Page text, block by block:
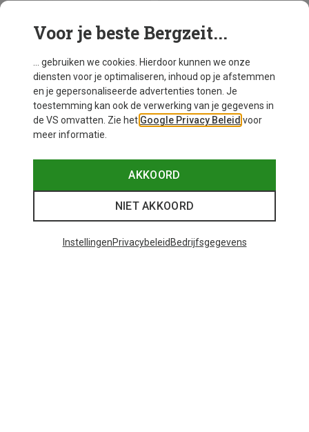
Je bespaart 14% Je bespaart 30%
Voor je beste Bergzeit...
... gebruiken we cookies. Hierdoor kunnen we onze
diensten voor je optimaliseren, inhoud op je afstemmen
en je gepersonaliseerde advertenties tonen. Je
toestemming kan ook de verwerking van je gegevens in
de VS omvatten. Zie het Google Privacy Beleid voor
meer informatie.
AKKOORD
NIET AKKOORD
InstellingenPrivacybeleid Bedrijfsgegevens